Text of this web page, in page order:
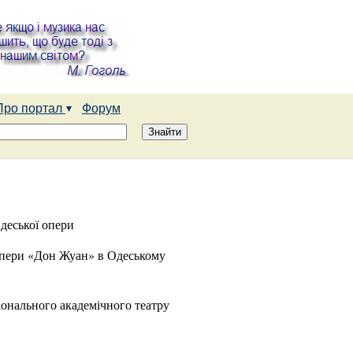
портал
Форум
опери
«Дон Жуан» в Одеському
академічного театру